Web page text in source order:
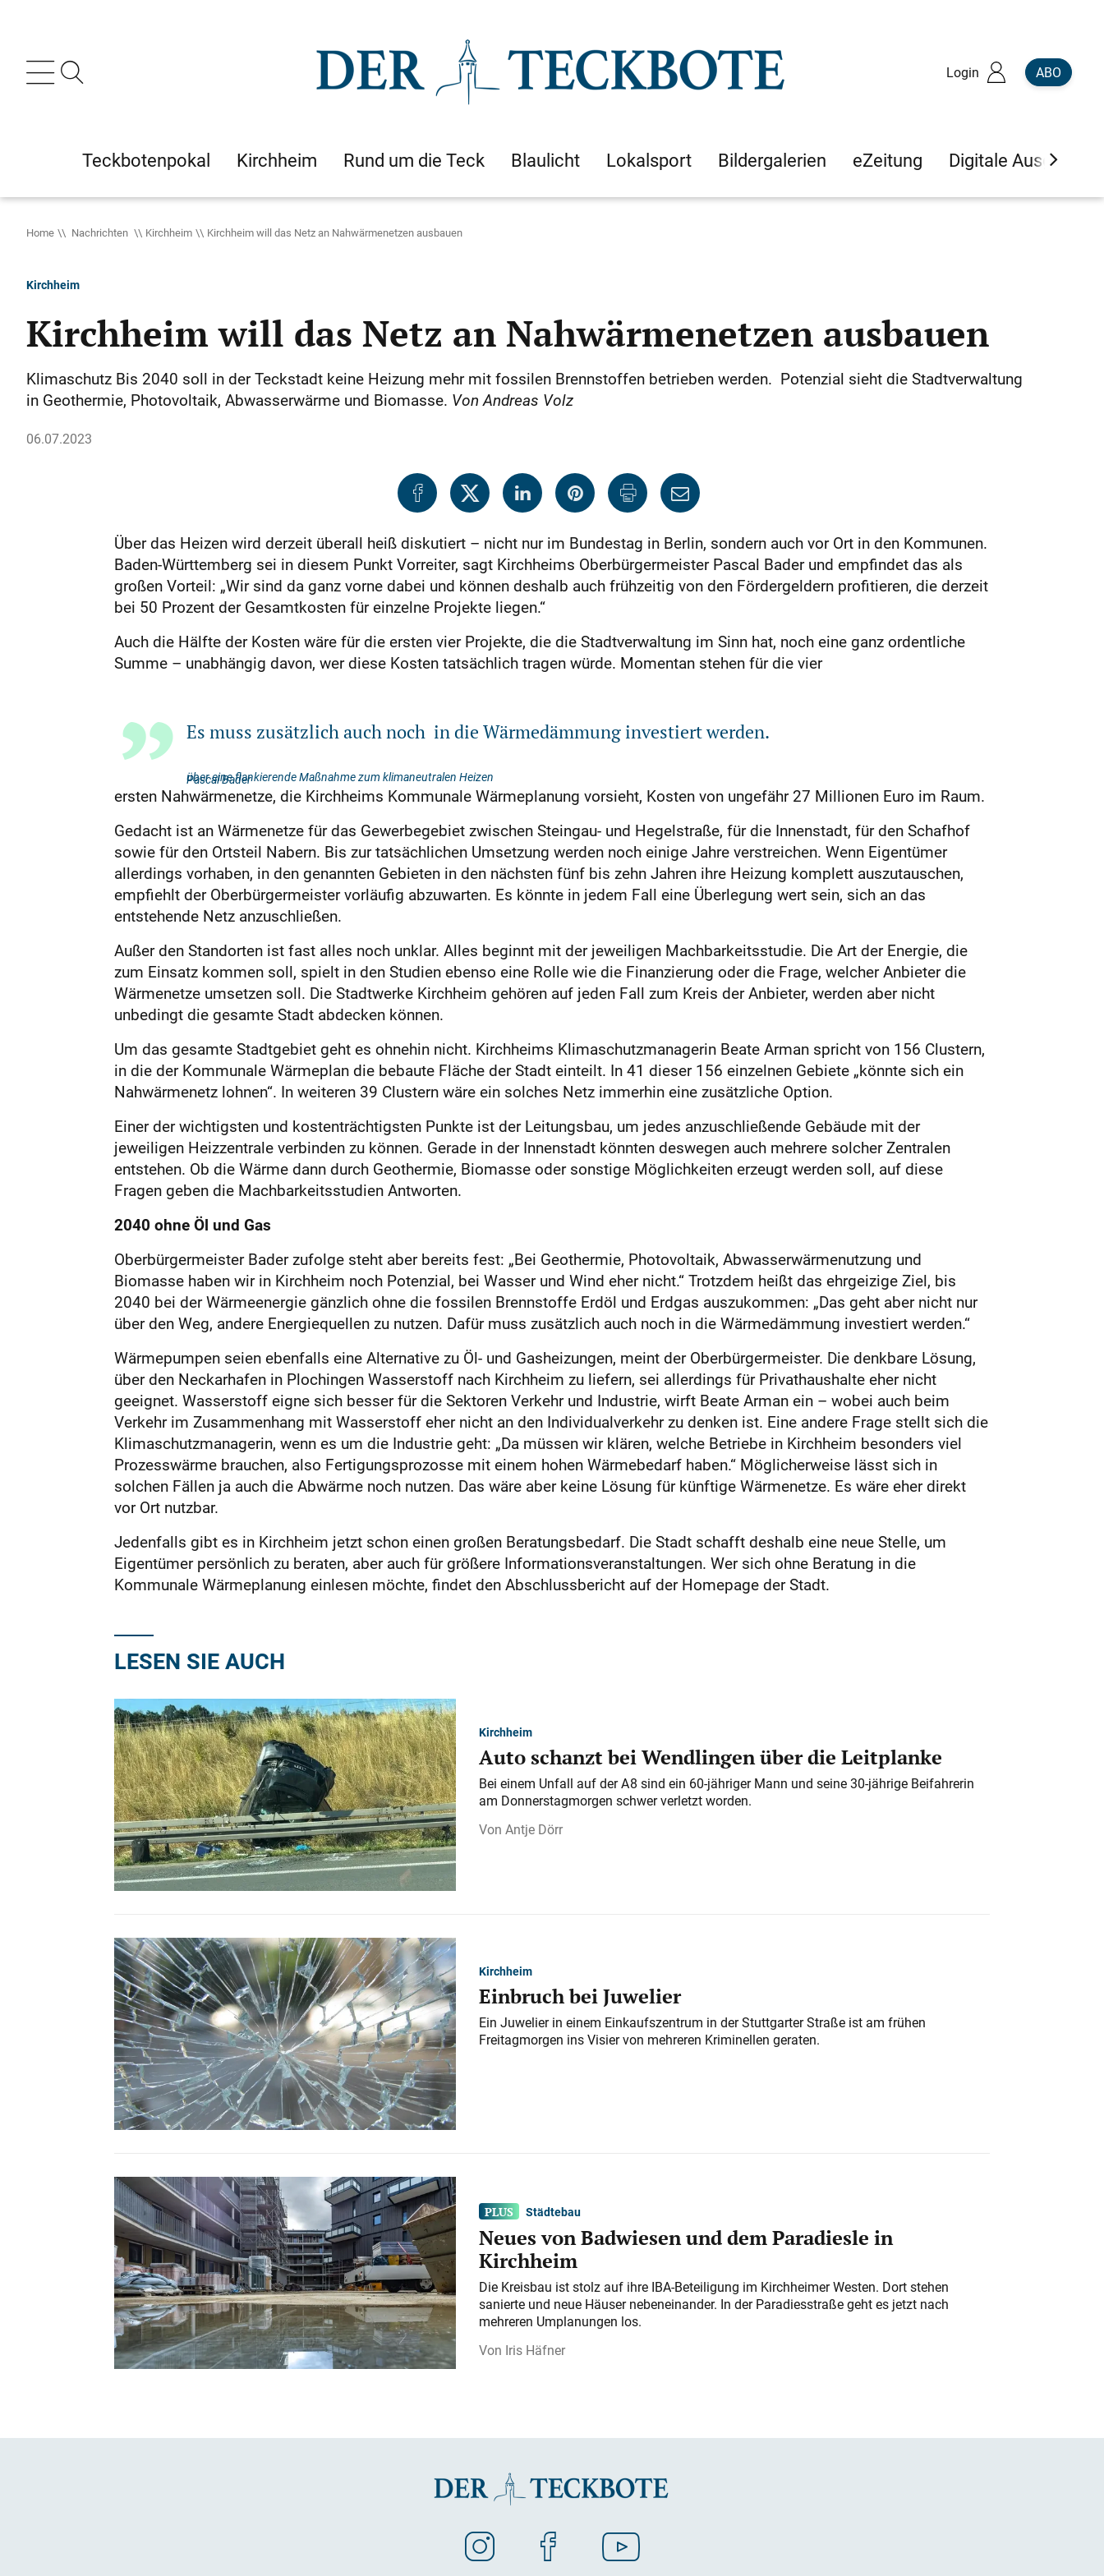
Login ABO
Teckbotenpokal Kirchheim Rund um die Teck Blaulicht Lokalsport Bildergalerien eZeitung Digitale Ausgaben
Home Nachrichten Kirchheim Kirchheim will das Netz an Nahwärmenetzen ausbauen
Kirchheim
Kirchheim will das Netz an Nahwärmenetzen ausbauen
Klimaschutz Bis 2040 soll in der Teckstadt keine Heizung mehr mit fossilen Brennstoffen betrieben werden. Potenzial sieht die Stadtverwaltung
in Geothermie, Photovoltaik, Abwasserwärme und Biomasse. Von Andreas Volz
06.07.2023
Über das Heizen wird derzeit überall heiß diskutiert – nicht nur im Bundestag in Berlin, sondern auch vor Ort in den Kommunen.
Baden-Württemberg sei in diesem Punkt Vorreiter, sagt Kirchheims Oberbürgermeister Pascal Bader und empfindet das als
großen Vorteil: „Wir sind da ganz vorne dabei und können deshalb auch frühzeitig von den Fördergeldern profitieren, die derzeit
bei 50 Prozent der Gesamtkosten für einzelne Projekte liegen.“
Auch die Hälfte der Kosten wäre für die ersten vier Projekte, die die Stadtverwaltung im Sinn hat, noch eine ganz ordentliche
Summe – unabhängig davon, wer diese Kosten tatsächlich tragen würde. Momentan stehen für die vier
Es muss zusätzlich auch noch in die Wärmedämmung investiert werden.
Pascal Bader
über eine flankierende Maßnahme zum klimaneutralen Heizen
ersten Nahwärmenetze, die Kirchheims Kommunale Wärmeplanung vorsieht, Kosten von ungefähr 27 Millionen Euro im Raum.
Gedacht ist an Wärmenetze für das Gewerbegebiet zwischen Steingau- und Hegelstraße, für die Innenstadt, für den Schafhof
sowie für den Ortsteil Nabern. Bis zur tatsächlichen Umsetzung werden noch einige Jahre verstreichen. Wenn Eigentümer
allerdings vorhaben, in den genannten Gebieten in den nächsten fünf bis zehn Jahren ihre Heizung komplett auszutauschen,
empfiehlt der Oberbürgermeister vorläufig abzuwarten. Es könnte in jedem Fall eine Überlegung wert sein, sich an das
entstehende Netz anzuschließen.
Außer den Standorten ist fast alles noch unklar. Alles beginnt mit der jeweiligen Machbarkeitsstudie. Die Art der Energie, die
zum Einsatz kommen soll, spielt in den Studien ebenso eine Rolle wie die Finanzierung oder die Frage, welcher Anbieter die
Wärmenetze umsetzen soll. Die Stadtwerke Kirchheim gehören auf jeden Fall zum Kreis der Anbieter, werden aber nicht
unbedingt die gesamte Stadt abdecken können.
Um das gesamte Stadtgebiet geht es ohnehin nicht. Kirchheims Klimaschutzmanagerin Beate Arman spricht von 156 Clustern,
in die der Kommunale Wärmeplan die bebaute Fläche der Stadt einteilt. In 41 dieser 156 einzelnen Gebiete „könnte sich ein
Nahwärmenetz lohnen“. In weiteren 39 Clustern wäre ein solches Netz immerhin eine zusätzliche Option.
Einer der wichtigsten und kostenträchtigsten Punkte ist der Leitungsbau, um jedes anzuschließende Gebäude mit der
jeweiligen Heizzentrale verbinden zu können. Gerade in der Innenstadt könnten deswegen auch mehrere solcher Zentralen
entstehen. Ob die Wärme dann durch Geothermie, Biomasse oder sonstige Möglichkeiten erzeugt werden soll, auf diese
Fragen geben die Machbarkeitsstudien Antworten.
2040 ohne Öl und Gas
Oberbürgermeister Bader zufolge steht aber bereits fest: „Bei Geothermie, Photovoltaik, Abwasserwärmenutzung und
Biomasse haben wir in Kirchheim noch Potenzial, bei Wasser und Wind eher nicht.“ Trotzdem heißt das ehrgeizige Ziel, bis
2040 bei der Wärmeenergie gänzlich ohne die fossilen Brennstoffe Erdöl und Erdgas auszukommen: „Das geht aber nicht nur
über den Weg, andere Energiequellen zu nutzen. Dafür muss zusätzlich auch noch in die Wärmedämmung investiert werden.“
Wärmepumpen seien ebenfalls eine Alternative zu Öl- und Gasheizungen, meint der Oberbürgermeister. Die denkbare Lösung,
über den Neckarhafen in Plochingen Wasserstoff nach Kirchheim zu liefern, sei allerdings für Privathaushalte eher nicht
geeignet. Wasserstoff eigne sich besser für die Sektoren Verkehr und Industrie, wirft Beate Arman ein – wobei auch beim
Verkehr im Zusammenhang mit Wasserstoff eher nicht an den Individualverkehr zu denken ist. Eine andere Frage stellt sich die
Klimaschutzmanagerin, wenn es um die Industrie geht: „Da müssen wir klären, welche Betriebe in Kirchheim besonders viel
Prozesswärme brauchen, also Fertigungsprozosse mit einem hohen Wärmebedarf haben.“ Möglicherweise lässt sich in
solchen Fällen ja auch die Abwärme noch nutzen. Das wäre aber keine Lösung für künftige Wärmenetze. Es wäre eher direkt
vor Ort nutzbar.
Jedenfalls gibt es in Kirchheim jetzt schon einen großen Beratungsbedarf. Die Stadt schafft deshalb eine neue Stelle, um
Eigentümer persönlich zu beraten, aber auch für größere Informationsveranstaltungen. Wer sich ohne Beratung in die
Kommunale Wärmeplanung einlesen möchte, findet den Abschlussbericht auf der Homepage der Stadt.
LESEN SIE AUCH
Kirchheim
Auto schanzt bei Wendlingen über die Leitplanke
Bei einem Unfall auf der A 8 sind ein 60-jähriger Mann und seine 30-jährige Beifahrerin
am Donnerstagmorgen schwer verletzt worden.
Antje Dörr
Kirchheim
Einbruch bei Juwelier
Ein Juwelier in einem Einkaufszentrum in der Stuttgarter Straße ist am frühen
Freitagmorgen ins Visier von mehreren Kriminellen geraten.
Städtebau
Neues von Badwiesen und dem Paradiesle in
Kirchheim
Die Kreisbau ist stolz auf ihre IBA-Beteiligung im Kirchheimer Westen. Dort stehen
sanierte und neue Häuser nebeneinander. In der Paradiesstraße geht es jetzt nach
mehreren Umplanungen los.
Iris Häfner